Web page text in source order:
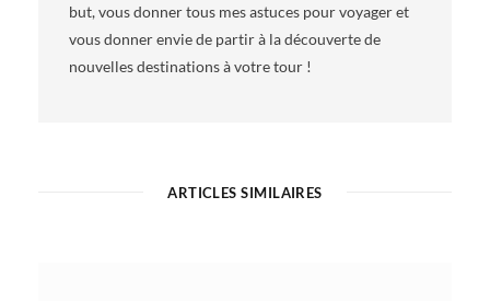
but, vous donner tous mes astuces pour voyager et
vous donner envie de partir à la découverte de
nouvelles destinations à votre tour !
ARTICLES SIMILAIRES